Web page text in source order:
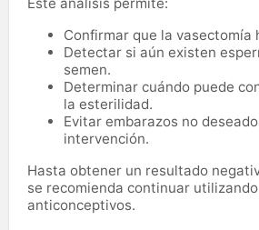
Confirmar que la vasectomía
Detectar si aún existen
semen.
Determinar cuándo puede
la esterilidad.
Evitar embarazos no
intervención.
Hasta obtener un resultado
se recomienda continuar
anticonceptivos.